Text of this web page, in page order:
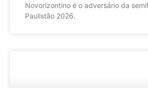
Novorizontino é o adversário da
Paulistão 2026.